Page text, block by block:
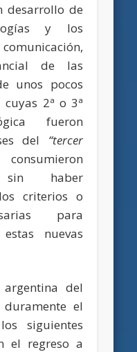
desarrollo de
y los
de las
unos pocos
2ª o 3ª
fueron
del “tercer
sin haber
criterios o
para
nuevas
del
el
siguientes
el regreso a